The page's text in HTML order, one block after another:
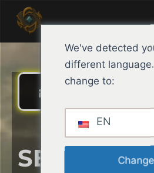
contenido
¡COMIENZA TU
SERVIDOR
We've detected
different
change to:
EN